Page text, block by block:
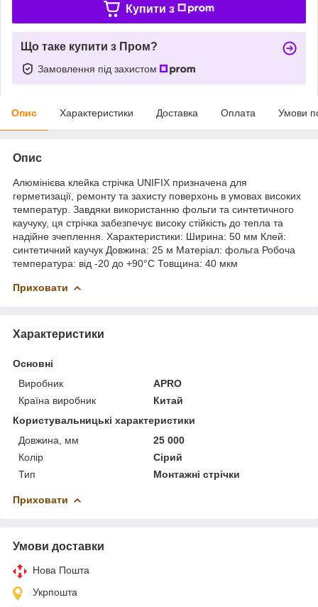
Купити з
Що таке купити з Пром?
Замовлення під захистом
Опис Характеристики Доставка Оплата Умови
Опис
Алюмінієва клейка стрічка UNIFIX призначена для
герметизації, ремонту та захисту поверхонь в умовах високих
температур. Завдяки використанню фольги та синтетичного
каучуку, ця стрічка забезпечує високу стійкість до тепла та
надійне зчеплення. Характеристики: Ширина: 50 мм Клей:
синтетичний каучук Довжина: 25 м Матеріал: фольга Робоча
температура: від -20 до +90°C Товщина: 40 мкм
Приховати
Характеристики
Основні
Виробник
APRO
Країна виробник
Китай
Користувальницькі характеристики
Довжина, мм
25 000
Колір
Сірий
Тип
Монтажні стрічки
Приховати
Умови доставки
Нова Пошта
Укрпошта